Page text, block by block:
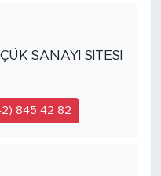
SANAYİ SİTESİ
845 42 82